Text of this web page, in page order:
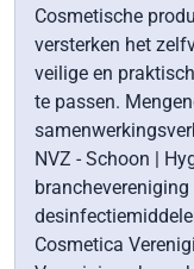
Cosmetische
versterken het
veilige en
te passen.
NVZ - Schoon |
Cosmetica